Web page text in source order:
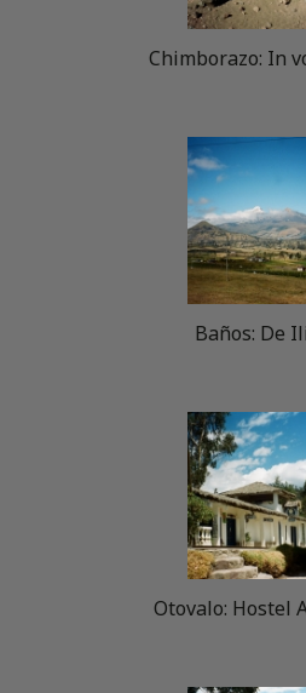
Chimborazo: In
Baños: De
Otovalo: Hostel